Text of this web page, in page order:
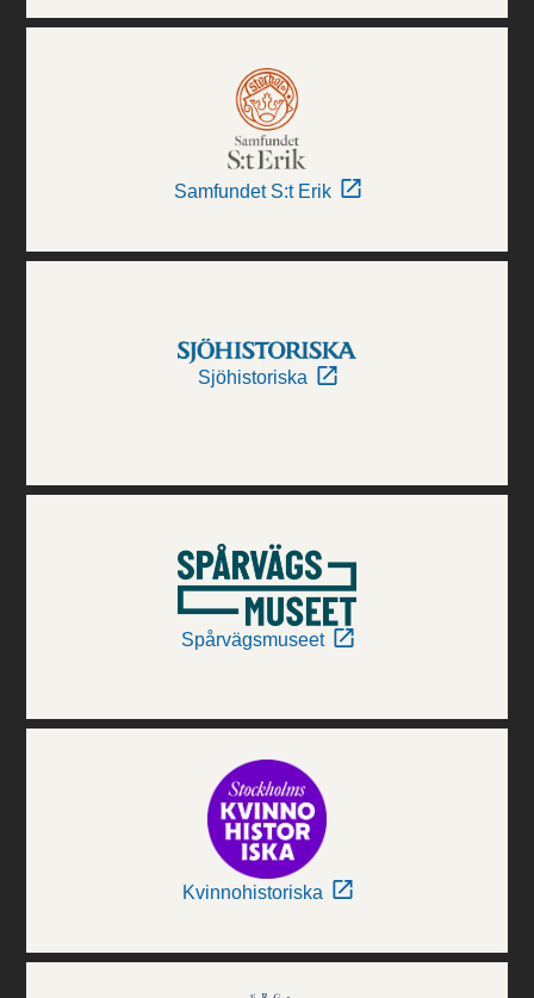
Samfundet S:t Erik
Sjöhistoriska
Spårvägsmuseet
Kvinnohistoriska